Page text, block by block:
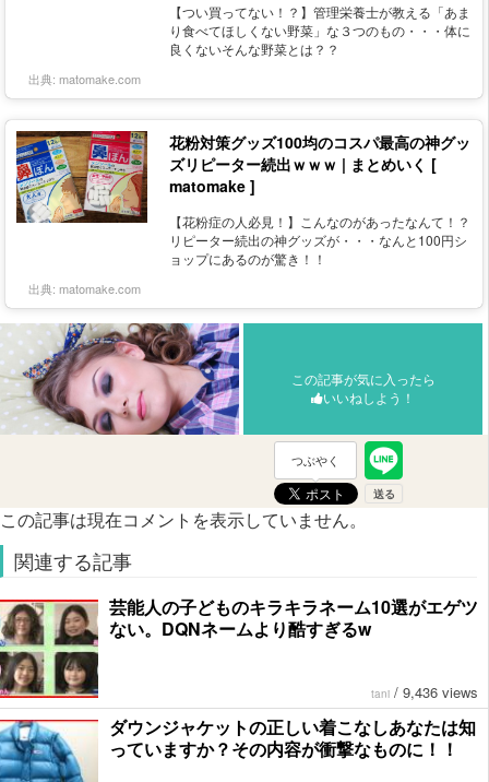
【つい買ってない！？】管理栄養士が教える「あま
り食べてほしくない野菜」な３つのもの・・・体に
良くないそんな野菜とは？？
出典: matomake.com
花粉対策グッズ100均のコスパ最高の神グッ
ズリピーター続出ｗｗｗ | まとめいく [
matomake ]
【花粉症の人必見！】こんなのがあったなんて！？
リピーター続出の神グッズが・・・なんと100円シ
ョップにあるのが驚き！！
出典: matomake.com
この記事が気に入ったら
いいねしよう！
つぶやく
この記事は現在コメントを表示していません。
関連する記事
芸能人の子どものキラキラネーム10選がエゲツ
ない。DQNネームより酷すぎるw
tani / 9,436 views
ダウンジャケットの正しい着こなしあなたは知
っていますか？その内容が衝撃なものに！！